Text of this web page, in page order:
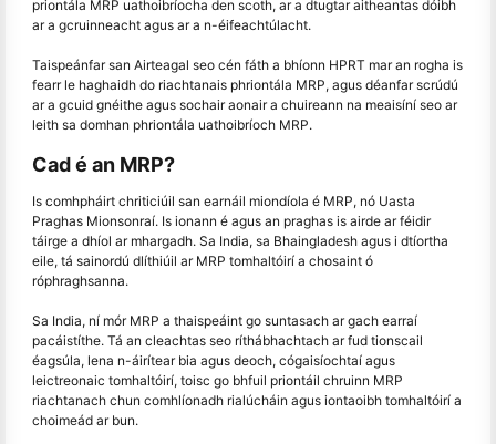
priontála MRP uathoibríocha den scoth, ar a dtugtar aitheantas dóibh
ar a gcruinneacht agus ar a n-éifeachtúlacht.
Taispeánfar san Airteagal seo cén fáth a bhíonn HPRT mar an rogha is
fearr le haghaidh do riachtanais phriontála MRP, agus déanfar scrúdú
ar a gcuid gnéithe agus sochair aonair a chuireann na meaisíní seo ar
leith sa domhan phriontála uathoibríoch MRP.
Cad é an MRP?
Is comhpháirt chriticiúil san earnáil miondíola é MRP, nó Uasta
Praghas Mionsonraí. Is ionann é agus an praghas is airde ar féidir
táirge a dhíol ar mhargadh. Sa India, sa Bhaingladesh agus i dtíortha
eile, tá sainordú dlíthiúil ar MRP tomhaltóirí a chosaint ó
róphraghsanna.
Sa India, ní mór MRP a thaispeáint go suntasach ar gach earraí
pacáistíthe. Tá an cleachtas seo ríthábhachtach ar fud tionscail
éagsúla, lena n-áirítear bia agus deoch, cógaisíochtaí agus
leictreonaic tomhaltóirí, toisc go bhfuil priontáil chruinn MRP
riachtanach chun comhlíonadh rialúcháin agus iontaoibh tomhaltóirí a
choimeád ar bun.